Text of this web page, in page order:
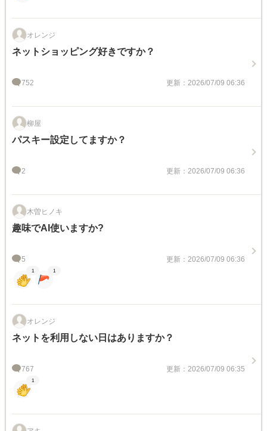
オレンジ
ネットショッピング好きですか？
752 更新：2026/07/09 06:36
柳屋
パスキー設定してますか？
2 更新：2026/07/09 06:36
木曽ヒノキ
趣味でAI使いますか?
5 更新：2026/07/09 06:36
1 1
オレンジ
ネットを利用しない日はありますか？
767 更新：2026/07/09 06:35
1